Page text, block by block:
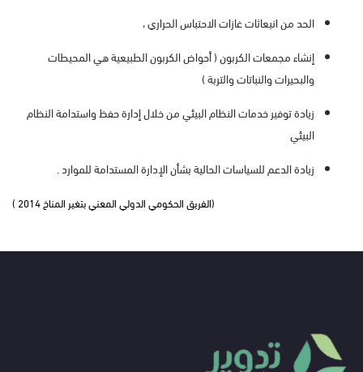
الحد من انبعاثات غازات الاحتباس الحراري ،
إنشاء مجمعات الكربون ( أحواض الكربون الطبيعية هي المحيطات
والبحيرات والنباتات والتربة )
زيادة توفير خدمات النظام البيئي من خلال إدارة حفظ واستدامة النظام
البيئي
زيادة الدعم للسياسات الحالية بشأن الإدارة المستدامة للموارد .
(الفريق الحكومي الدولي المعني بتغير المناخ 2014 )